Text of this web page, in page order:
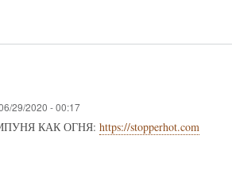
29/2020 - 00:17
КАК ОГНЯ: https://stopperhot.com